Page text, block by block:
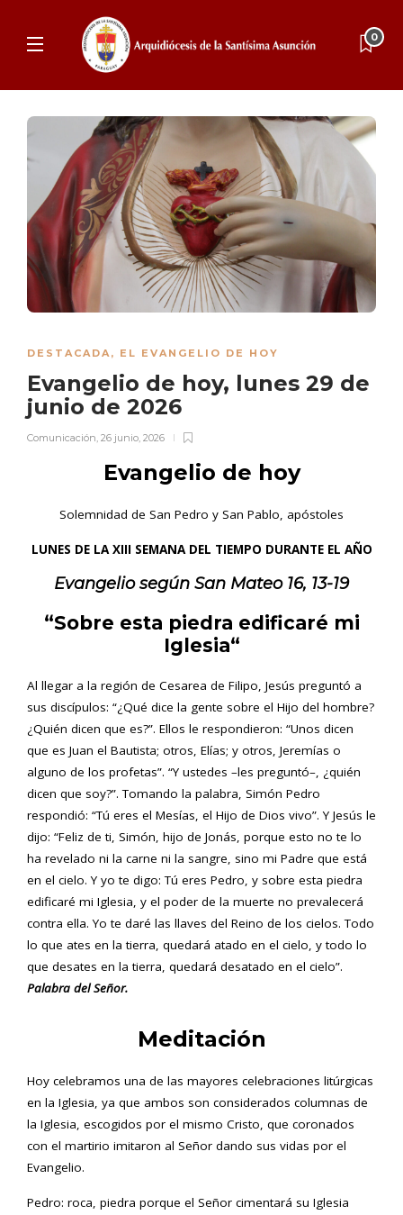
0
DESTACADA, EL EVANGELIO DE HOY
Evangelio de hoy, lunes 29 de
junio de 2026
Comunicación, 26 junio, 2026
Evangelio de hoy
Solemnidad de San Pedro y San Pablo, apóstoles
LUNES DE LA XIII SEMANA DEL TIEMPO DURANTE EL AÑO
Evangelio según San Mateo 16, 13-19
“Sobre esta piedra edificaré mi
Iglesia“
Al llegar a la región de Cesarea de Filipo, Jesús preguntó a
sus discípulos: “¿Qué dice la gente sobre el Hijo del hombre?
¿Quién dicen que es?”. Ellos le respondieron: “Unos dicen
que es Juan el Bautista; otros, Elías; y otros, Jeremías o
alguno de los profetas”. “Y ustedes –les preguntó–, ¿quién
dicen que soy?”. Tomando la palabra, Simón Pedro
respondió: “Tú eres el Mesías, el Hijo de Dios vivo”. Y Jesús le
dijo: “Feliz de ti, Simón, hijo de Jonás, porque esto no te lo
ha revelado ni la carne ni la sangre, sino mi Padre que está
en el cielo. Y yo te digo: Tú eres Pedro, y sobre esta piedra
edificaré mi Iglesia, y el poder de la muerte no prevalecerá
contra ella. Yo te daré las llaves del Reino de los cielos. Todo
lo que ates en la tierra, quedará atado en el cielo, y todo lo
que desates en la tierra, quedará desatado en el cielo”.
Palabra del Señor.
Meditación
Hoy celebramos una de las mayores celebraciones litúrgicas
en la Iglesia, ya que ambos son considerados columnas de
la Iglesia, escogidos por el mismo Cristo, que coronados
con el martirio imitaron al Señor dando sus vidas por el
Evangelio.
Pedro: roca, piedra porque el Señor cimentará su Iglesia